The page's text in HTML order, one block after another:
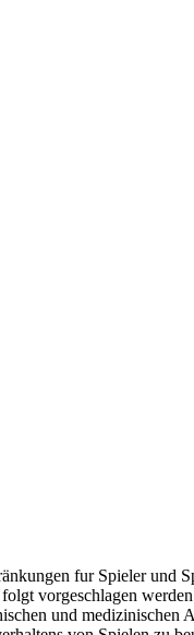
fur Spieler und
vorgeschlagen
und